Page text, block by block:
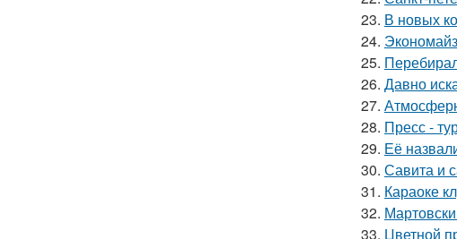
23. В новых
24.
25.
26. Давно
27.
28. Пресс -
29. Её
30. Савита и
31. Караоке
32.
33. Цветной